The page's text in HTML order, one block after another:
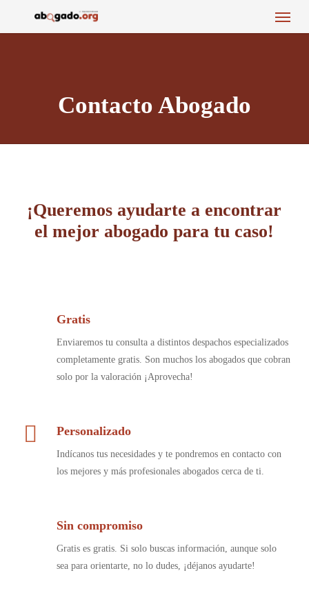
Menu
Contacto Abogado
¡Queremos ayudarte a encontrar
el mejor abogado para tu caso!
Gratis
Enviaremos tu consulta a distintos despachos especializados
completamente gratis. Son muchos los abogados que cobran
solo por la valoración ¡Aprovecha!
Personalizado
Indícanos tus necesidades y te pondremos en contacto con
los mejores y más profesionales abogados cerca de ti.
Sin compromiso
Gratis es gratis. Si solo buscas información, aunque solo
sea para orientarte, no lo dudes, ¡déjanos ayudarte!